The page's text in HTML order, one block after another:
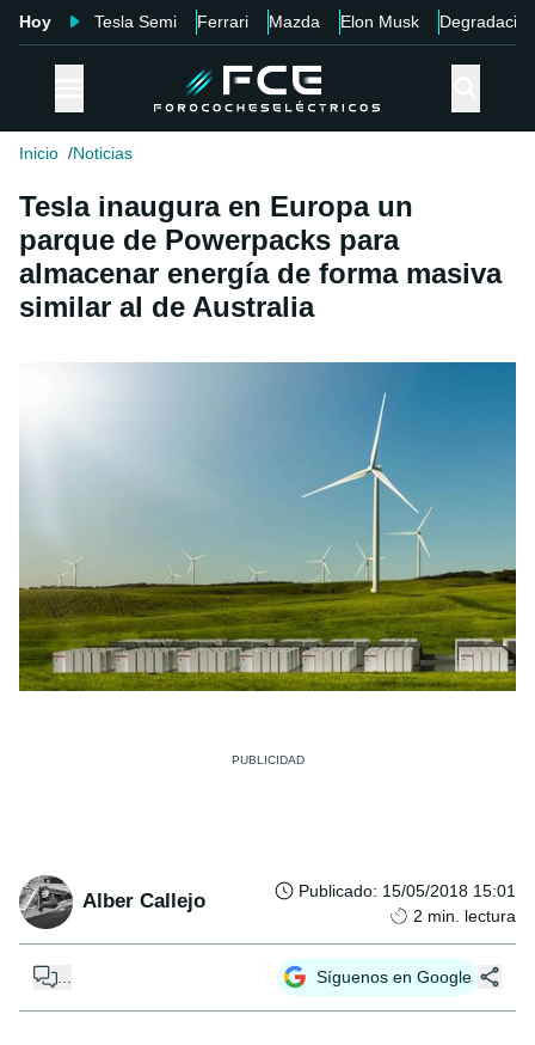
Hoy Tesla Semi Ferrari Mazda Elon Musk Degradación
Inicio Noticias
Tesla inaugura en Europa un
parque de Powerpacks para
almacenar energía de forma masiva
similar al de Australia
Alber Callejo Publicado: 15/05/2018 15:01
2 min. lectura
Síguenos en Google